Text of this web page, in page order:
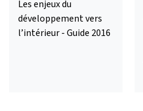
Les enjeux du
développement vers
l’intérieur - Guide 2016